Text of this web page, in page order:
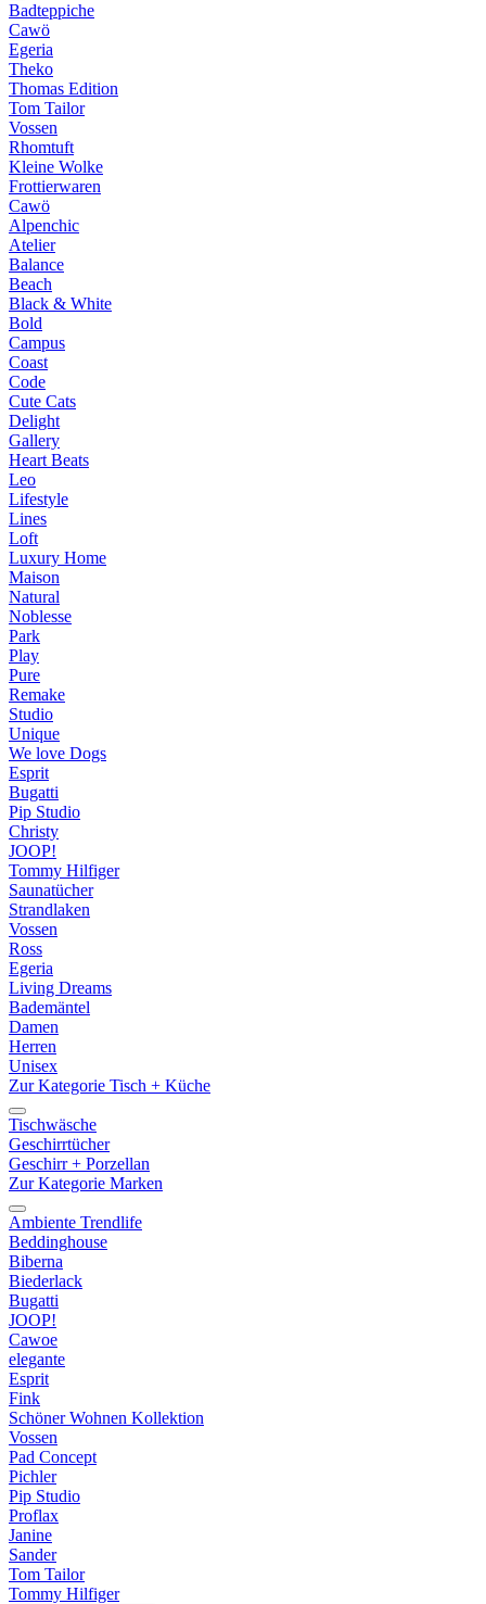
Badteppiche
Cawö
Egeria
Theko
Thomas Edition
Tom Tailor
Vossen
Rhomtuft
Kleine Wolke
Frottierwaren
Cawö
Alpenchic
Atelier
Balance
Beach
Black & White
Bold
Campus
Coast
Code
Cute Cats
Delight
Gallery
Heart Beats
Leo
Lifestyle
Lines
Loft
Luxury Home
Maison
Natural
Noblesse
Park
Play
Pure
Remake
Studio
Unique
We love Dogs
Esprit
Bugatti
Pip Studio
Christy
JOOP!
Tommy Hilfiger
Saunatücher
Strandlaken
Vossen
Ross
Egeria
Living Dreams
Bademäntel
Damen
Herren
Unisex
Zur Kategorie Tisch + Küche
Tischwäsche
Geschirrtücher
Geschirr + Porzellan
Zur Kategorie Marken
Ambiente Trendlife
Beddinghouse
Biberna
Biederlack
Bugatti
JOOP!
Cawoe
elegante
Esprit
Fink
Schöner Wohnen Kollektion
Vossen
Pad Concept
Pichler
Pip Studio
Proflax
Janine
Sander
Tom Tailor
Tommy Hilfiger